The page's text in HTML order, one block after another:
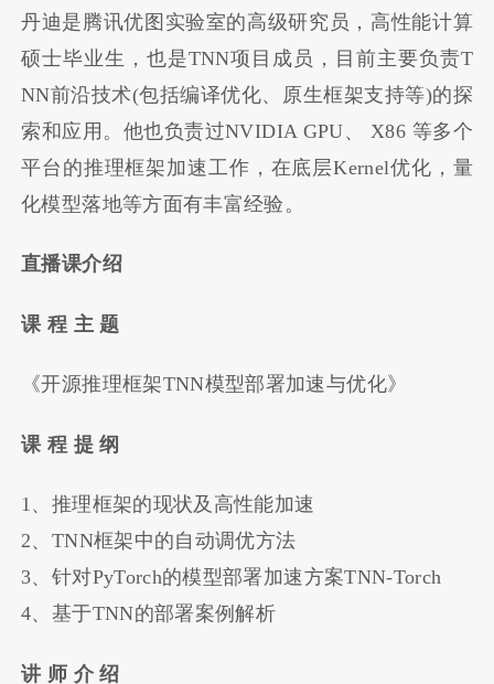
丹迪是腾讯优图实验室的高级研究员，高性能计算
硕士毕业生，也是TNN项目成员，目前主要负责T
NN前沿技术(包括编译优化、原生框架支持等)的探
索和应用。他也负责过NVIDIA GPU、 X86 等多个
平台的推理框架加速工作，在底层Kernel优化，量
化模型落地等方面有丰富经验。
直播课介绍
课 程 主 题
《开源推理框架TNN模型部署加速与优化》
课 程 提 纲
1、推理框架的现状及高性能加速
2、TNN框架中的自动调优方法
3、针对PyTorch的模型部署加速方案TNN-Torch
4、基于TNN的部署案例解析
讲 师 介 绍